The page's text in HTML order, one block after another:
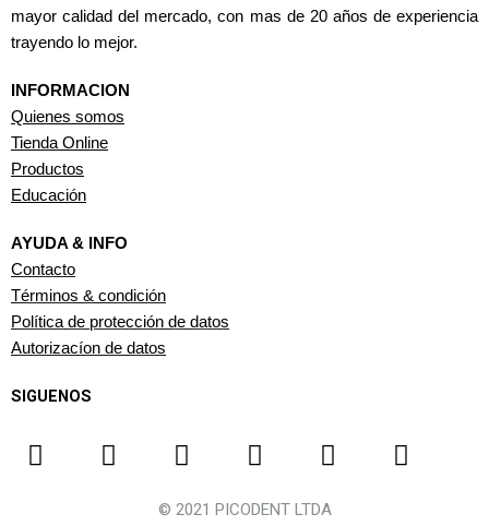
mayor calidad del mercado, con mas de 20 años de experiencia
trayendo lo mejor.
INFORMACION
Quienes somos
Tienda Online
Productos
Educación
AYUDA & INFO
Contacto
Términos & condición
Política de protección de datos
Autorizacíon de datos
SIGUENOS
F
a
I
n
Y
o
u
L
i
n
T
i
k
W
h
© 2021 PICODENT LTDA